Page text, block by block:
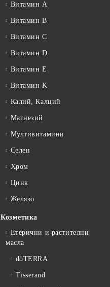
Витамин А
Витамин B
Витамин C
Витамин D
Витамин E
Витамин K
Калий, Калций
Магнезий
Мултивитамини
Селен
Хром
Цинк
Желязо
Козметика
Етерични и растителни
масла
dōTERRA
Tisserand